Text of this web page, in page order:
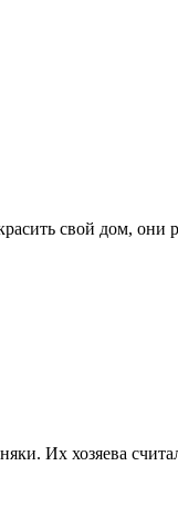
свой дом, они
Их хозяева